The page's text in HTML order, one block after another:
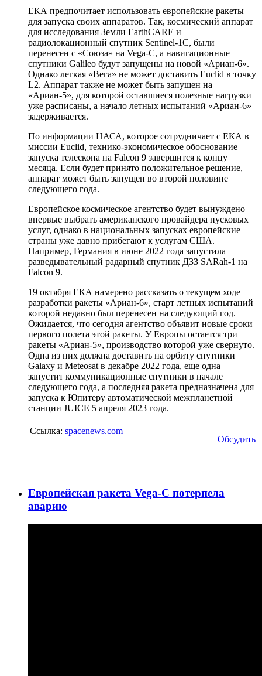
ЕКА предпочитает использовать европейские ракеты
для запуска своих аппаратов. Так, космический аппарат
для исследования Земли EarthCARE и
радиолокационный спутник Sentinel-1C, были
перенесен с «Союза» на Vega-C, а навигационные
спутники Galileo будут запущены на новой «Ариан-6».
Однако легкая «Вега» не может доставить Euclid в точку
L2. Аппарат также не может быть запущен на
«Ариан-5», для которой оставшиеся полезные нагрузки
уже расписаны, а начало летных испытаний «Ариан-6»
задерживается.
По информации НАСА, которое сотрудничает с ЕКА в
миссии Euclid, технико-экономическое обоснование
запуска телескопа на Falcon 9 завершится к концу
месяца. Если будет принято положительное решение,
аппарат может быть запущен во второй половине
следующего года.
Европейское космическое агентство будет вынуждено
впервые выбрать американского провайдера пусковых
услуг, однако в национальных запусках европейские
страны уже давно прибегают к услугам США.
Например, Германия в июне 2022 года запустила
разведывательный радарный спутник ДЗЗ SARah-1 на
Falcon 9.
19 октября ЕКА намерено рассказать о текущем ходе
разработки ракеты «Ариан-6», старт летных испытаний
которой недавно был перенесен на следующий год.
Ожидается, что сегодня агентство объявит новые сроки
первого полета этой ракеты. У Европы остается три
ракеты «Ариан-5», производство которой уже свернуто.
Одна из них должна доставить на орбиту спутники
Galaxy и Meteosat в декабре 2022 года, еще одна
запустит коммуникационные спутники в начале
следующего года, а последняя ракета предназначена для
запуска к Юпитеру автоматической межпланетной
станции JUICE 5 апреля 2023 года.
Ссылка: spacenews.com
Обсудить
Европейская ракета Vega-C потерпела
аварию